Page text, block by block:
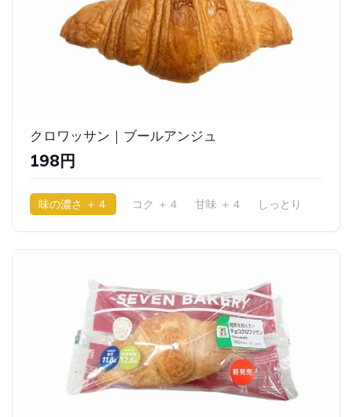
クロワッサン｜ブールアンジュ
198円
味の濃さ ＋４ コク ＋４ 甘味 ＋４
しっとり